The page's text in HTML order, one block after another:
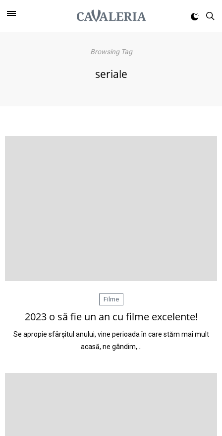
Browsing Tag
seriale
Filme
2023 o să fie un an cu filme excelente!
Se apropie sfârșitul anului, vine perioada în care stăm mai mult
acasă, ne gândim,…